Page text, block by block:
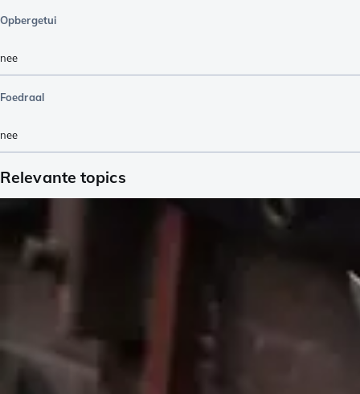
Opbergetui
nee
Foedraal
nee
Relevante topics